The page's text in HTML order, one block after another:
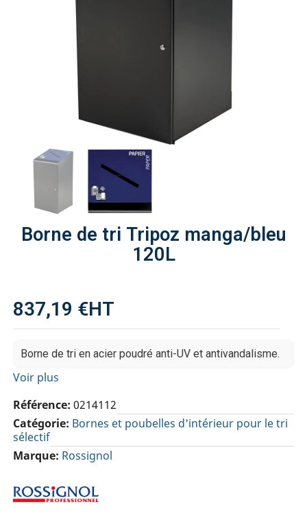
Borne de tri Tripoz manga/bleu
120L
837,19 €HT
Borne de tri en acier poudré anti-UV et antivandalisme.
Voir plus
Référence 0214112
Catégorie Bornes et poubelles d'intérieur pour le tri
sélectif
Marque Rossignol